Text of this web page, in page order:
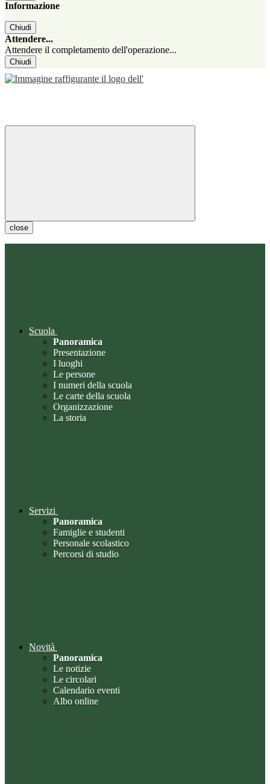
Informazione
Chiudi
Attendere...
Attendere il completamento dell'operazione...
Chiudi
close
Scuola
Panoramica
Presentazione
I luoghi
Le persone
I numeri della scuola
Le carte della scuola
Organizzazione
La storia
Servizi
Panoramica
Famiglie e studenti
Personale scolastico
Percorsi di studio
Novità
Panoramica
Le notizie
Le circolari
Calendario eventi
Albo online